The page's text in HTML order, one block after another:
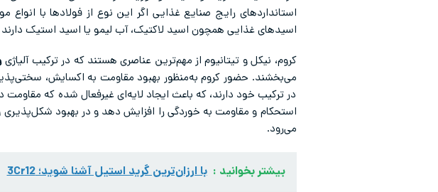
استانداردهای رایج صنایع غذایی اگر این نوع از فولاد‌ها با
اسیدهای غذایی همچون اسید لاکتیک، آب لیمو یا اسید استیک
کروم، نیکل و تیتانیوم از مهم‌ترین عناصری هستند که در ترکیب آلیاژی
در ترکیب خود دارند، که باعث ایجاد لایه‌ای غیرفعال شده که
استحکام و مقاومت به خوردگی را افزایش دهد و در بهبود شکل‌پذیری و
می‌رود.
بیشتر بخوانید : با ارزان‌ترین گرید استیل آشنا شوید؛ 3Cr12